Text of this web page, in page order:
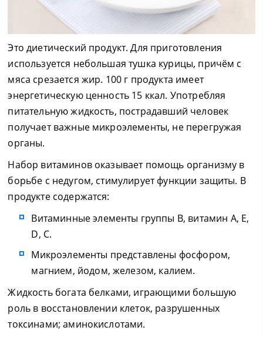
Это диетический продукт. Для приготовления
используется небольшая тушка курицы, причём с
мяса срезается жир. 100 г продукта имеет
энергетическую ценность 15 ккал. Употребляя
питательную жидкость, пострадавший человек
получает важные микроэлементы, не перегружая
органы.
Набор витаминов оказывает помощь организму в
борьбе с недугом, стимулирует функции защиты. В
продукте содержатся:
Витаминные элементы группы В, витамин А, Е,
D, С.
Микроэлементы представлены фосфором,
магнием, йодом, железом, калием.
Жидкость богата белками, играющими большую
роль в восстановлении клеток, разрушенных
токсинами; аминокислотами.